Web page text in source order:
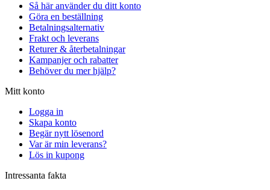
Så här använder du ditt konto
Göra en beställning
Betalningsalternativ
Frakt och leverans
Returer & återbetalningar
Kampanjer och rabatter
Behöver du mer hjälp?
Mitt konto
Logga in
Skapa konto
Begär nytt lösenord
Var är min leverans?
Lös in kupong
Intressanta fakta